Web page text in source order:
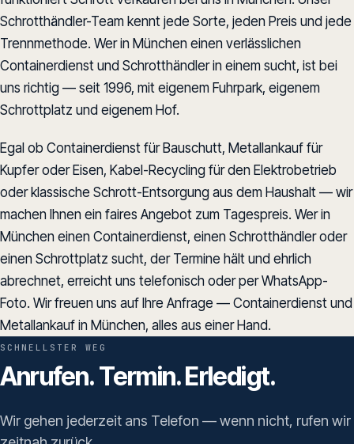
Schrotthändler-Team kennt jede Sorte, jeden Preis und jede
Trennmethode. Wer in München einen verlässlichen
Containerdienst und Schrotthändler in einem sucht, ist bei
uns richtig — seit 1996, mit eigenem Fuhrpark, eigenem
Schrottplatz und eigenem Hof.
Egal ob Containerdienst für Bauschutt, Metallankauf für
Kupfer oder Eisen, Kabel-Recycling für den Elektrobetrieb
oder klassische Schrott-Entsorgung aus dem Haushalt — wir
machen Ihnen ein faires Angebot zum Tagespreis. Wer in
München einen Containerdienst, einen Schrotthändler oder
einen Schrottplatz sucht, der Termine hält und ehrlich
abrechnet, erreicht uns telefonisch oder per WhatsApp-
Foto. Wir freuen uns auf Ihre Anfrage — Containerdienst und
Metallankauf in München, alles aus einer Hand.
SCHNELLSTER WEG
Anrufen. Termin. Erledigt.
Wir gehen jederzeit ans Telefon — wenn nicht, rufen wir